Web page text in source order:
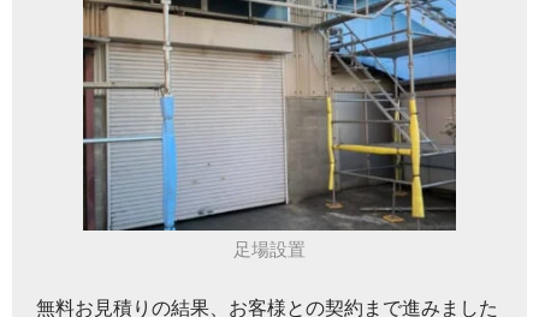
足場設置
無料お見積りの結果、お客様との契約まで進みました